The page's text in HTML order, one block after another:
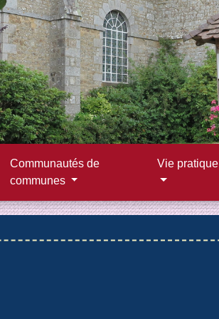
Communautés de
communes
Vie pratique